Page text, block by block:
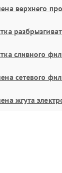
верхнего
сливного
сетевого
жгута